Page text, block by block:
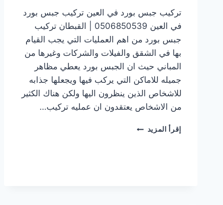
تركيب جبس بورد في العين تركيب جبس بورد
في العين 0506850539 | القبطان تركيب
جبس بورد من اهم العمليات التي يجب القيام
بها في الشقق والفيلات والشركات وغيرها من
المباني حيث ان الجبس بورد يعطي مظاهر
جميله للاماكن التي يركب فيها ويجعلها جذابه
للاشخاص الذين ينظرون اليها ولكن هناك الكثير
من الاشخاص يعتقدون ان عمليه تركيب…
إقرأ المزيد تركيب